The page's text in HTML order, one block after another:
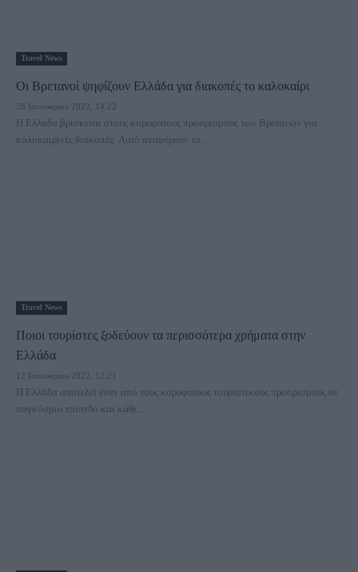
Travel News
Οι Βρετανοί ψηφίζουν Ελλάδα για διακοπές το καλοκαίρι
28 Ιανουαρίου 2022, 14:22
Η Ελλάδα βρίσκεται στους κορυφαίους προορισμούς των Βρετανών για
καλοκαιρινές διακοπές. Αυτό αναφέρουν τα...
Travel News
Ποιοι τουρίστες ξοδεύουν τα περισσότερα χρήματα στην
Ελλάδα
12 Ιανουαρίου 2022, 12:21
Η Ελλάδα αποτελεί έναν από τους κορυφαίους τουριστικούς προορισμούς σε
παγκόσμιο επίπεδο και κάθε...